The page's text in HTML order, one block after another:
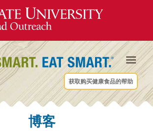
获取购买健康食品的帮助
博客